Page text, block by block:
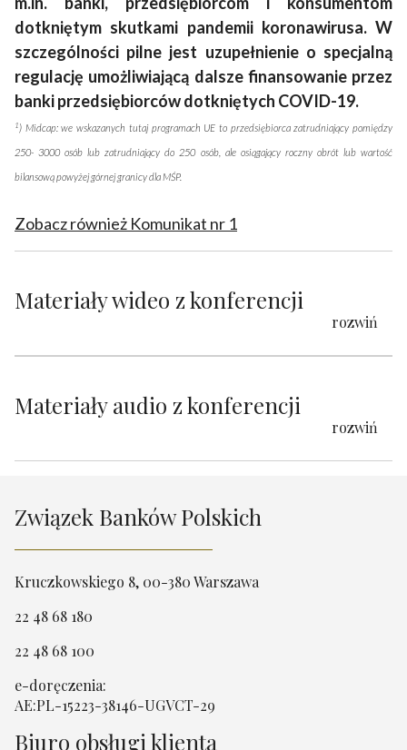
dotkniętym skutkami pandemii koronawirusa. W
szczególności pilne jest uzupełnienie o specjalną
regulację umożliwiającą dalsze finansowanie przez
banki przedsiębiorców dotkniętych COVID-19.
1 ) Midcap: we wskazanych tutaj programach UE to przedsiębiorca zatrudniający pomiędzy
250- 3000 osób lub zatrudniający do 250 osób, ale osiągający roczny obrót lub wartość
bilansową powyżej górnej granicy dla MŚP.​
Zobacz również Komunikat nr 1
Materiały wideo z konferencji
rozwiń
Materiały audio z konferencji
rozwiń
Związek Banków Polskich
Kruczkowskiego 8, 00-380 Warszawa
22 48 68 180
22 48 68 100
e-doręczenia:
AE:PL-15223-38146-UGVCT-29
Biuro obsługi klienta